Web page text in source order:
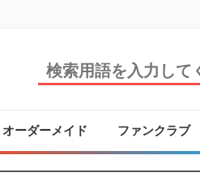
オーダーメイド ファンクラブ